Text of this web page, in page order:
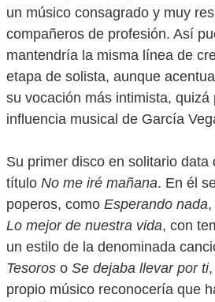
un músico consagrado y muy
compañeros de profesión. Así
mantendría la misma línea de
etapa de solista, aunque
su vocación más intimista,
influencia musical de García
Su primer disco en solitario data
título No me iré mañana. En él
poperos, como Esperando nada,
Lo mejor de nuestra vida, con
un estilo de la denominada
Tesoros o Se dejaba llevar por ti
propio músico reconocería que